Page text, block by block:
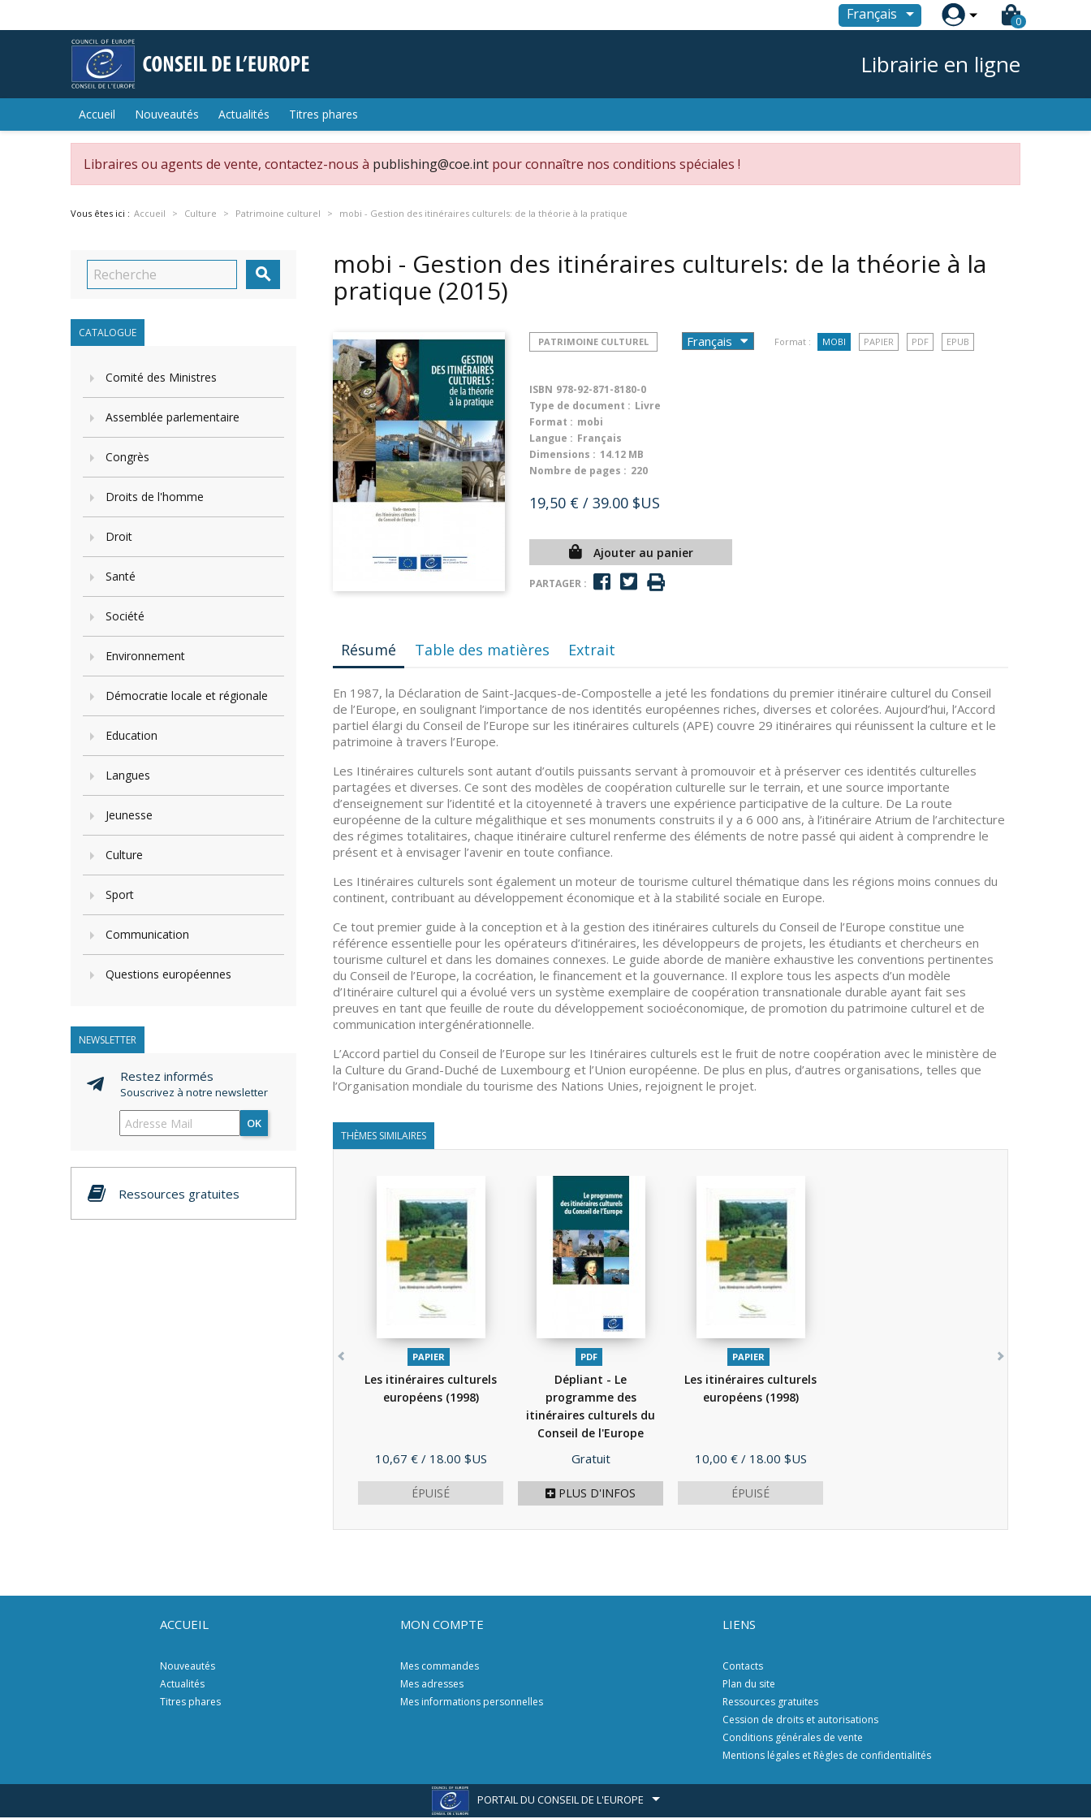
Français  0
Librairie en ligne
Accueil Nouveautés Actualités Titres phares
Libraires ou agents de vente, contactez-nous à publishing@coe.int pour connaître nos conditions spéciales !
Vous êtes ici : Accueil Culture Patrimoine culturel mobi - Gestion des itinéraires culturels: de la théorie à la pratique

CATALOGUE
Comité des Ministres
Assemblée parlementaire
Congrès
Droits de l'homme
Droit
Santé
Société
Environnement
Démocratie locale et régionale
Education
Langues
Jeunesse
Culture
Sport
Communication
Questions européennes
NEWSLETTER
Restez informés
Souscrivez à notre newsletter
OK
Ressources gratuites
mobi - Gestion des itinéraires culturels: de la théorie à la
pratique (2015)
PATRIMOINE CULTUREL Format : MOBI PAPIER PDF EPUB
ISBN 978-92-871-8180-0
Type de document : Livre
Format : mobi
Langue : Français
Dimensions : 14.12 MB
Nombre de pages : 220
19,50 € / 39.00 $US
Ajouter au panier
PARTAGER :
Résumé Table des matières Extrait
En 1987, la Déclaration de Saint-Jacques-de-Compostelle a jeté les fondations du premier itinéraire culturel du Conseil
de l’Europe, en soulignant l’importance de nos identités européennes riches, diverses et colorées. Aujourd’hui, l’Accord
partiel élargi du Conseil de l’Europe sur les itinéraires culturels (APE) couvre 29 itinéraires qui réunissent la culture et le
patrimoine à travers l’Europe.
Les Itinéraires culturels sont autant d’outils puissants servant à promouvoir et à préserver ces identités culturelles
partagées et diverses. Ce sont des modèles de coopération culturelle sur le terrain, et une source importante
d’enseignement sur l’identité et la citoyenneté à travers une expérience participative de la culture. De La route
européenne de la culture mégalithique et ses monuments construits il y a 6 000 ans, à l’itinéraire Atrium de l’architecture
des régimes totalitaires, chaque itinéraire culturel renferme des éléments de notre passé qui aident à comprendre le
présent et à envisager l’avenir en toute confiance.
Les Itinéraires culturels sont également un moteur de tourisme culturel thématique dans les régions moins connues du
continent, contribuant au développement économique et à la stabilité sociale en Europe.
Ce tout premier guide à la conception et à la gestion des itinéraires culturels du Conseil de l’Europe constitue une
référence essentielle pour les opérateurs d’itinéraires, les développeurs de projets, les étudiants et chercheurs en
tourisme culturel et dans les domaines connexes. Le guide aborde de manière exhaustive les conventions pertinentes
du Conseil de l’Europe, la cocréation, le financement et la gouvernance. Il explore tous les aspects d’un modèle
d’Itinéraire culturel qui a évolué vers un système exemplaire de coopération transnationale durable ayant fait ses
preuves en tant que feuille de route du développement socioéconomique, de promotion du patrimoine culturel et de
communication intergénérationnelle.
L’Accord partiel du Conseil de l’Europe sur les Itinéraires culturels est le fruit de notre coopération avec le ministère de
la Culture du Grand-Duché de Luxembourg et l’Union européenne. De plus en plus, d’autres organisations, telles que
l’Organisation mondiale du tourisme des Nations Unies, rejoignent le projet.
THÈMES SIMILAIRES
PAPIER
Les itinéraires culturels
européens (1998)
Prix
10,67 € / 18.00 $US
ÉPUISÉ
PDF
Dépliant - Le
programme des
itinéraires culturels du
Conseil de l'Europe
Prix
Gratuit
PLUS D'INFOS
PAPIER
Les itinéraires culturels
européens (1998)
Prix
10,00 € / 18.00 $US
ÉPUISÉ
ACCUEIL
Nouveautés
Actualités
Titres phares
MON COMPTE
Mes commandes
Mes adresses
Mes informations personnelles
LIENS
Contacts
Plan du site
Ressources gratuites
Cession de droits et autorisations
Conditions générales de vente
Mentions légales et Règles de confidentialités
PORTAIL DU CONSEIL DE L'EUROPE